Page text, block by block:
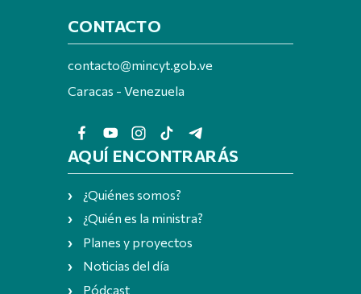
CONTACTO
contacto@mincyt.gob.ve
Caracas - Venezuela
AQUÍ ENCONTRARÁS
¿Quiénes somos?
¿Quién es la ministra?
Planes y proyectos
Noticias del día
Pódcast